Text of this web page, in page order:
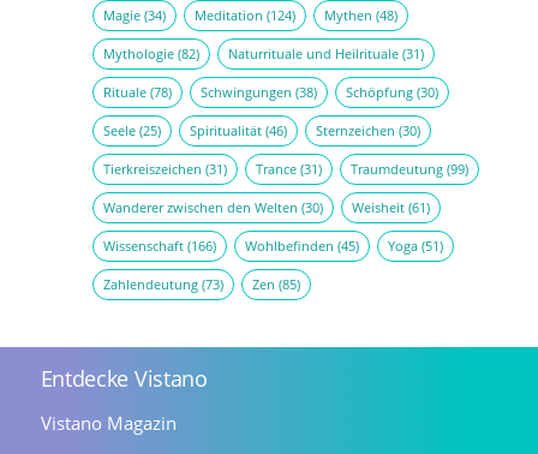
Magie(34) Meditation (124) Mythen (48)
Mythologie(82) Naturrituale und Heilrituale(31)
Rituale(78) Schwingungen (38) Schöpfung(30)
Seele(25) Spiritualität(46) Sternzeichen (30)
Tierkreiszeichen (31) Trance(31) Traumdeutung(99)
Wanderer zwischen den Welten (30) Weisheit(61)
Wissenschaft(166) Wohlbefinden (45) Yoga(51)
Zahlendeutung(73) Zen (85)
Entdecke Vistano
Vistano Magazin